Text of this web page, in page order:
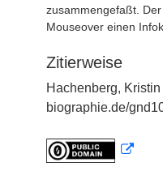
zusammengefaßt.
Mouseover einen
Zitierweise
Hachenberg,
biographie.de/